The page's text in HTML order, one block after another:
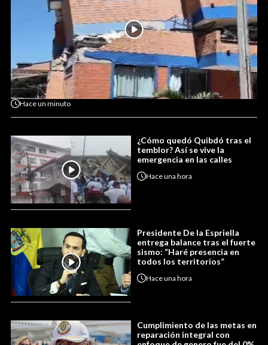
Haceun minuto
¿Cómo quedó Quibdó tras el
temblor? Así se vive la
emergencia en las calles
Haceuna hora
Presidente De la Espriella
entrega balance tras el fuerte
sismo: “Haré presencia en
todos los territorios”
Haceuna hora
Cumplimiento de las metas en
reparación integral con